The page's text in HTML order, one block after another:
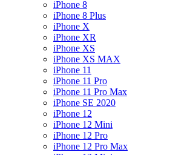
iPhone 8
iPhone 8 Plus
iPhone X
iPhone XR
iPhone XS
iPhone XS MAX
iPhone 11
iPhone 11 Pro
iPhone 11 Pro Max
iPhone SE 2020
iPhone 12
iPhone 12 Mini
iPhone 12 Pro
iPhone 12 Pro Max